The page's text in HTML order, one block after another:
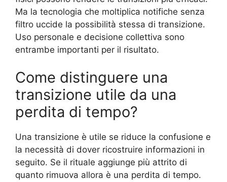
Ma la tecnologia che moltiplica notifiche senza
filtro uccide la possibilità stessa di transizione.
Uso personale e decisione collettiva sono
entrambe importanti per il risultato.
Come distinguere una
transizione utile da una
perdita di tempo?
Una transizione è utile se riduce la confusione e
la necessità di dover ricostruire informazioni in
seguito. Se il rituale aggiunge più attrito di
quanto rimuova allora è una perdita di tempo.